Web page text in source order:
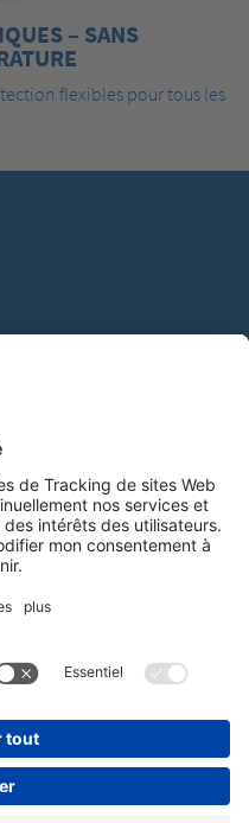
– SANS
flexibles pour tous les
Vimeo